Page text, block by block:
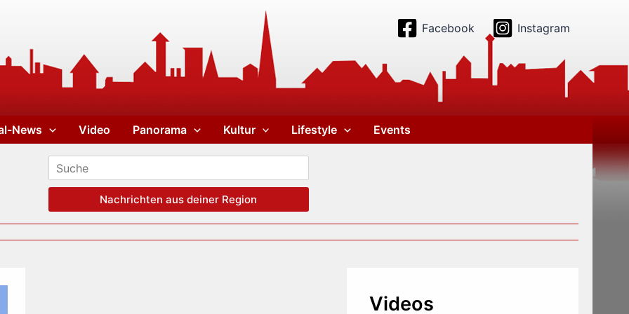
Facebook Instagram
News Video Panorama Kultur Lifestyle Events
Nachrichten aus deiner Region
Videos